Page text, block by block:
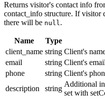
Returns visitor's contact info
contact_info structure. If visitor
there will be null.
Name Type
client_name string Client's
email
string Client's email
phone
string Client's
description
string
Additional
set with